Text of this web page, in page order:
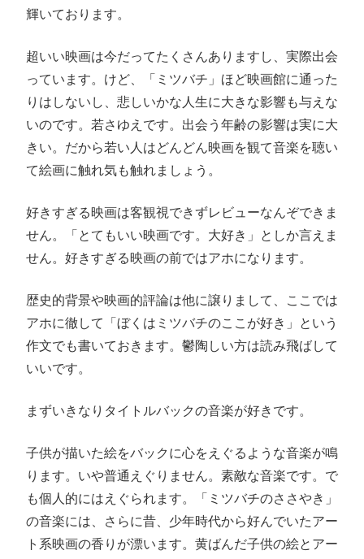
輝いております。
超いい映画は今だってたくさんありますし、実際出会
っています。けど、「ミツバチ」ほど映画館に通った
りはしないし、悲しいかな人生に大きな影響も与えな
いのです。若さゆえです。出会う年齢の影響は実に大
きい。だから若い人はどんどん映画を観て音楽を聴い
て絵画に触れ気も触れましょう。
好きすぎる映画は客観視できずレビューなんぞできま
せん。「とてもいい映画です。大好き」としか言えま
せん。好きすぎる映画の前ではアホになります。
歴史的背景や映画的評論は他に譲りまして、ここでは
アホに徹して「ぼくはミツバチのここが好き」という
作文でも書いておきます。鬱陶しい方は読み飛ばして
いいです。
まずいきなりタイトルバックの音楽が好きです。
子供が描いた絵をバックに心をえぐるような音楽が鳴
ります。いや普通えぐりません。素敵な音楽です。で
も個人的にはえぐられます。「ミツバチのささやき」
の音楽には、さらに昔、少年時代から好んでいたアー
ト系映画の香りが漂います。黄ばんだ子供の絵とアー